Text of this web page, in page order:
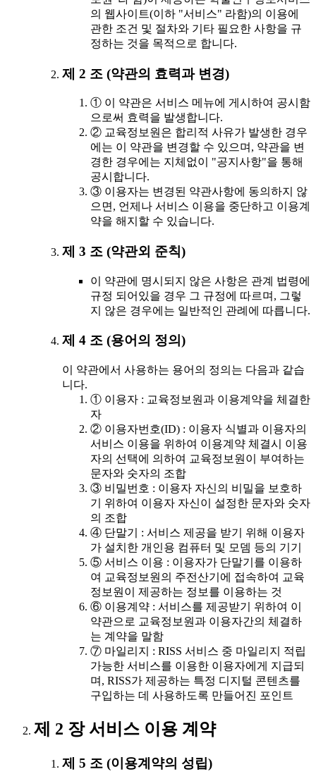
의 웹사이트(이하 "서비스" 라함)의 이용에
관한 조건 및 절차와 기타 필요한 사항을 규
정하는 것을 목적으로 합니다.
제 2 조 (약관의 효력과 변경)
① 이 약관은 서비스 메뉴에 게시하여 공시함
으로써 효력을 발생합니다.
② 교육정보원은 합리적 사유가 발생한 경우
에는 이 약관을 변경할 수 있으며, 약관을 변
경한 경우에는 지체없이 "공지사항"을 통해
공시합니다.
③ 이용자는 변경된 약관사항에 동의하지 않
으면, 언제나 서비스 이용을 중단하고 이용계
약을 해지할 수 있습니다.
제 3 조 (약관외 준칙)
이 약관에 명시되지 않은 사항은 관계 법령에
규정 되어있을 경우 그 규정에 따르며, 그렇
지 않은 경우에는 일반적인 관례에 따릅니다.
제 4 조 (용어의 정의)
이 약관에서 사용하는 용어의 정의는 다음과 같습
니다.
① 이용자 : 교육정보원과 이용계약을 체결한
자
② 이용자번호(ID) : 이용자 식별과 이용자의
서비스 이용을 위하여 이용계약 체결시 이용
자의 선택에 의하여 교육정보원이 부여하는
문자와 숫자의 조합
③ 비밀번호 : 이용자 자신의 비밀을 보호하
기 위하여 이용자 자신이 설정한 문자와 숫자
의 조합
④ 단말기 : 서비스 제공을 받기 위해 이용자
가 설치한 개인용 컴퓨터 및 모뎀 등의 기기
⑤ 서비스 이용 : 이용자가 단말기를 이용하
여 교육정보원의 주전산기에 접속하여 교육
정보원이 제공하는 정보를 이용하는 것
⑥ 이용계약 : 서비스를 제공받기 위하여 이
약관으로 교육정보원과 이용자간의 체결하
는 계약을 말함
⑦ 마일리지 : RISS 서비스 중 마일리지 적립
가능한 서비스를 이용한 이용자에게 지급되
며, RISS가 제공하는 특정 디지털 콘텐츠를
구입하는 데 사용하도록 만들어진 포인트
제 2 장 서비스 이용 계약
제 5 조 (이용계약의 성립)